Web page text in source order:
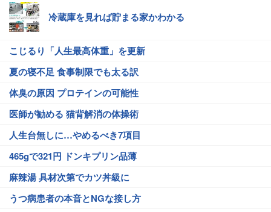
冷蔵庫を見れば貯まる家かわかる
こじるり「人生最高体重」を更新
夏の寝不足 食事制限でも太る訳
体臭の原因 プロテインの可能性
医師が勧める 猫背解消の体操術
人生台無しに…やめるべき7項目
465gで321円 ドンキプリン品薄
麻辣湯 具材次第でカツ丼級に
うつ病患者の本音とNGな接し方